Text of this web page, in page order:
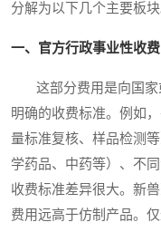
分解为以下几个主要板块
一、官方行政事业性收
这部分费用是向国家
明确的收费标准。例如
量标准复核、样品检测
学药品、中药等）、不
收费标准差异很大。新
费用远高于仿制产品。